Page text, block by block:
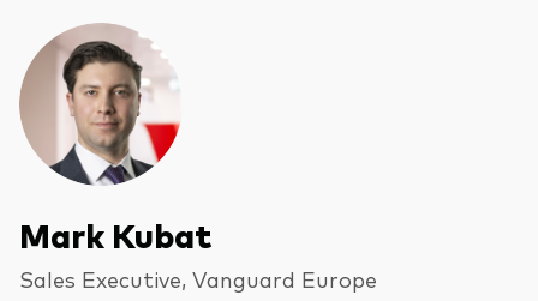
Research
Anbieterliste
Vanguard Modellportfolios
Vanguard Beratungsstudie
Mark Kubat
Sales Executive, Vanguard Europe